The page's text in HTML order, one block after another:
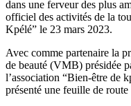
dans une ferveur des plus
officiel des activités de la
Kpélé” le 23 mars 2023.
Avec comme partenaire la
de beauté (VMB) présidée
l’association “Bien-être de
présenté une feuille de